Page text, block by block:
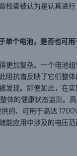
检查被认为是认真进
单个电池，是否也可用
更加复杂。一个电池
阻抗谱反映了它们整
发现。即便如此，在
体的健康状态监测。
的、可用于高达
应用中涉及的电压范